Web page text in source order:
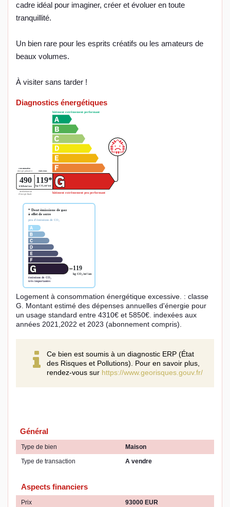
cadre idéal pour imaginer, créer et évoluer en toute
tranquillité.
Un bien rare pour les esprits créatifs ou les amateurs de
beaux volumes.
À visiter sans tarder !
Diagnostics énergétiques
Logement à consommation énergétique excessive. : classe
G. Montant estimé des dépenses annuelles d'énergie pour
un usage standard entre 4310€ et 5850€. indexées aux
années 2021,2022 et 2023 (abonnement compris).
Ce bien est soumis à un diagnostic ERP (État
des Risques et Pollutions). Pour en savoir plus,
rendez-vous sur https://www.georisques.gouv.fr/
Général
Type de bien
Maison
Type de transaction
A vendre
Aspects financiers
Prix
93000 EUR